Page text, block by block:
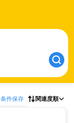
条件保存 関連度順